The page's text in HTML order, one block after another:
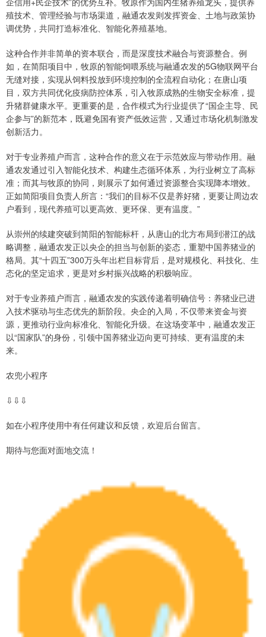
殖技术、管理经验与市场渠道，融通农发则发挥资金、土地与政策协
调优势，共同打造标准化、智能化养殖基地。
这种合作并非简单的资本联合，而是深度技术融合与资源整合。例
如，在简阳项目中，牧原的智能饲喂系统与融通农发的5G物联网平台
无缝对接，实现从饲料投放到环境控制的全流程自动化；在唐山项
目，双方共同优化疫病防控体系，引入牧原成熟的生物安全标准，提
升猪群健康水平。更重要的是，合作模式为行业提供了“国企主导、民
企参与”的新范本，既避免国有资产低效运营，又通过市场化机制激发
创新活力。
对于专业养殖户而言，这种合作的意义在于示范效应与带动作用。融
通农发通过引入智能化技术、构建生态循环体系，为行业树立了高标
准；而其与牧原的协同，则展示了如何通过资源整合实现降本增效。
正如简阳项目负责人所言：“我们的目标不仅是养好猪，更要让周边农
户看到，现代养殖可以更高效、更环保、更有温度。”
从崇州的续建突破到简阳的智能标杆，从唐山的北方布局到潜江的战
略调整，融通农发正以央企的担当与创新的姿态，重塑中国养猪业的
格局。其“十四五”300万头年出栏目标背后，是对规模化、科技化、生
态化的坚定追求，更是对乡村振兴战略的积极响应。
对于专业养殖户而言，融通农发的实践传递着明确信号：养猪业已进
入技术驱动与生态优先的新阶段。央企的入局，不仅带来资金与资
源，更推动行业向标准化、智能化升级。在这场变革中，融通农发正
以“国家队”的身份，引领中国养猪业迈向更可持续、更有温度的未
来。
农兜小程序
⇩⇩⇩
如在小程序使用中有任何建议和反馈，欢迎后台留言。
期待与您面对面地交流！